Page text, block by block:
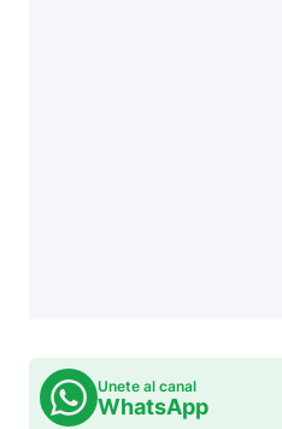
Unete al canal
WhatsApp